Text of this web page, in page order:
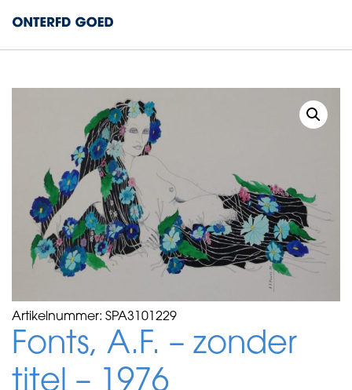
Artikelnummer: SPA3101229
Fonts, A.F. – zonder
titel – 1976